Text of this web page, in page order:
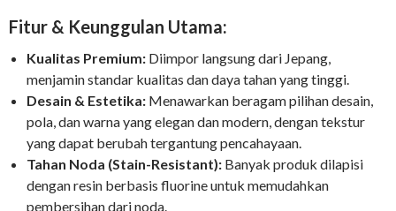
Fitur & Keunggulan Utama:
Kualitas Premium: Diimpor langsung dari Jepang,
menjamin standar kualitas dan daya tahan yang tinggi.
Desain & Estetika: Menawarkan beragam pilihan desain,
pola, dan warna yang elegan dan modern, dengan tekstur
yang dapat berubah tergantung pencahayaan.
Tahan Noda (Stain-Resistant): Banyak produk dilapisi
dengan resin berbasis fluorine untuk memudahkan
pembersihan dari noda.